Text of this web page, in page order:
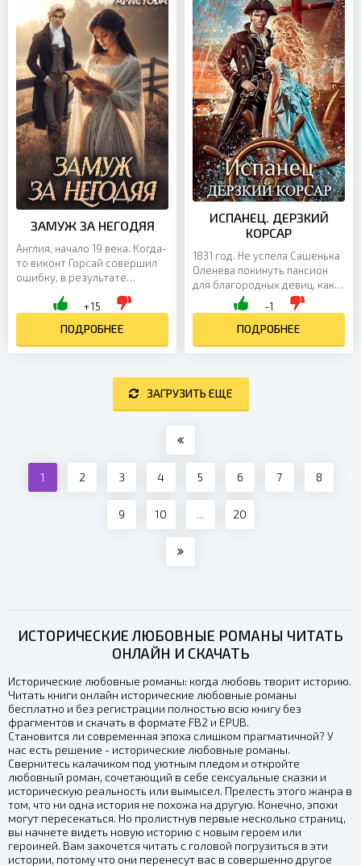
ИСТОРИЧЕСКИЕ ЛЮБОВНЫЕ РОМАНЫ ЧИТАТЬ
ОНЛАЙН И СКАЧАТЬ
Исторические любовные романы: когда любовь творит историю.
Читать книги онлайн исторические любовные романы
бесплатно и без регистрации полностью всю книгу без
фрагментов и скачать в формате FB2 и EPUB.
Становится ли современная эпоха слишком прагматичной? У
нас есть решение - исторические любовные романы.
Свернитесь калачиком под уютным пледом и откройте
любовный роман, сочетающий в себе сексуальные сказки и
историческую реальность или вымысел. Прелесть этого жанра в
том, что ни одна история не похожа на другую. Конечно, эпохи
могут пересекаться. Но пролистнув первые несколько страниц,
вы начнете видеть новую историю с новым героем или
героиней. Вам захочется читать с головой погрузиться в эти
истории, потому что они перенесут вас в совершенно другое
ЗАМУЖ ЗА НЕГОДЯЯ
Англия, начало 19 века. Когда-
то виконт Горсай совершил
ошибку, в результате
возлюбленную и почти
+15
ПОДРОБНЕЕ
ИСПАНЕЦ. ДЕРЗКИЙ
КОРСАР
1831 год. Не успела Сашенька
Оленева покинуть пансион
для благородных девиц, как
отец вознамерился выдать
ее замуж. Жених богат,
родовит и стар. Не...
-1
ПОДРОБНЕЕ
ЗАГРУЗИТЬ ЕЩЕ
1 2 3 4 5 6 7 8
9 10 ... 20